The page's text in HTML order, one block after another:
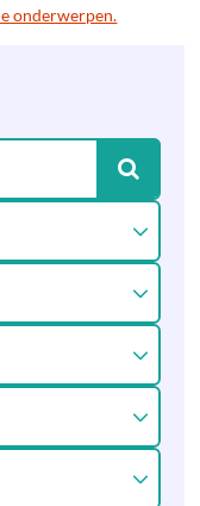
onderwerpen.